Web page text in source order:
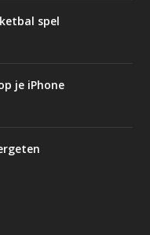
spel
je iPhone